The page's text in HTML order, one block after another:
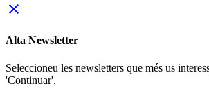
close
Alta Newsletter
Seleccioneu les newsletters que més us
'Continuar'.